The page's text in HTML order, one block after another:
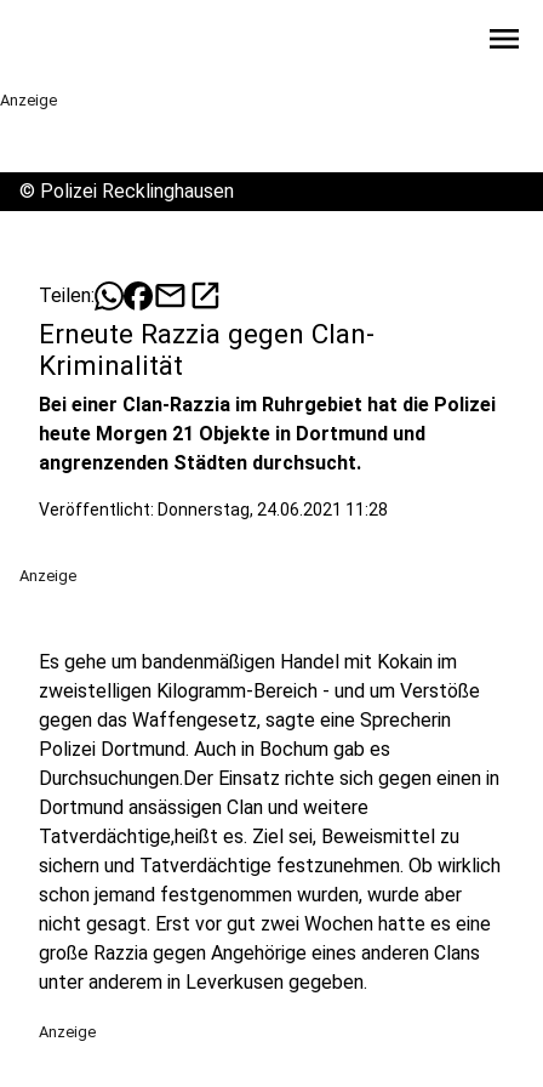
menu
Anzeige
© Polizei Recklinghausen
Teilen: mailopen_in_new
Erneute Razzia gegen Clan-
Kriminalität
Bei einer Clan-Razzia im Ruhrgebiet hat die Polizei
heute Morgen 21 Objekte in Dortmund und
angrenzenden Städten durchsucht.
Veröffentlicht: Donnerstag, 24.06.2021 11:28
Anzeige
Es gehe um bandenmäßigen Handel mit Kokain im
zweistelligen Kilogramm-Bereich - und um Verstöße
gegen das Waffengesetz, sagte eine Sprecherin
Polizei Dortmund. Auch in Bochum gab es
Durchsuchungen.Der Einsatz richte sich gegen einen in
Dortmund ansässigen Clan und weitere
Tatverdächtige,heißt es. Ziel sei, Beweismittel zu
sichern und Tatverdächtige festzunehmen. Ob wirklich
schon jemand festgenommen wurden, wurde aber
nicht gesagt. Erst vor gut zwei Wochen hatte es eine
große Razzia gegen Angehörige eines anderen Clans
unter anderem in Leverkusen gegeben.
Anzeige